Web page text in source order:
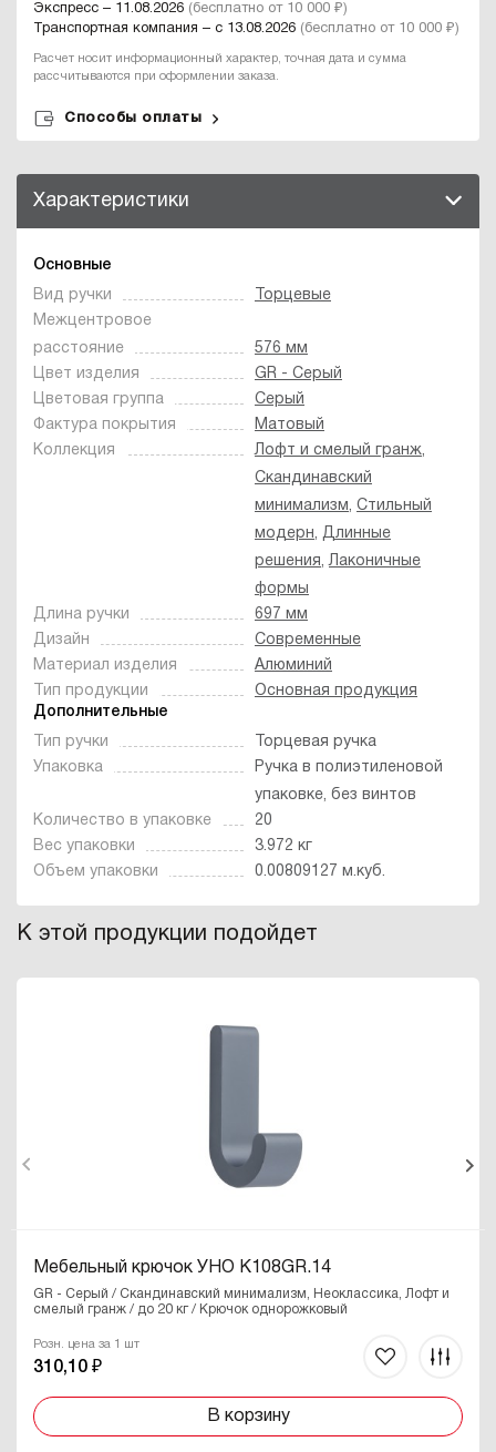
Экспресс – 11.08.2026 (бесплатно от 10 000 ₽)
Транспортная компания – с 13.08.2026 (бесплатно от 10 000 ₽)
Расчет носит информационный характер, точная дата и сумма
рассчитываются при оформлении заказа.
Способы оплаты
Характеристики
Основные
Вид ручки
Торцевые
Межцентровое
расстояние
576 мм
Цвет изделия
GR - Серый
Цветовая группа
Серый
Фактура покрытия
Матовый
Коллекция
Лофт и смелый гранж,
Скандинавский
минимализм, Стильный
модерн, Длинные
решения,Лаконичные
формы
Длина ручки
697 мм
Дизайн
Современные
Материал изделия
Алюминий
Тип продукции
Основная продукция
Дополнительные
Тип ручки
Торцевая ручка
Упаковка
Ручка в полиэтиленовой
упаковке, без винтов
Количество в упаковке
20
Вес упаковки
3.972 кг
Объем упаковки
0.00809127 м.куб.
К этой продукции подойдет
Мебельный крючок УНО K108GR.14
GR - Серый / Скандинавский минимализм, Неоклассика, Лофт и
смелый гранж / до 20 кг / Крючок однорожковый
Розн. цена за 1 шт
310,10 ₽
В корзину